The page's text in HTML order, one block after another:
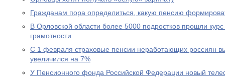
Гражданам пора определиться, какую пенсию
В Орловской области более 5000 подростков прошли
грамотности
С 1 февраля страховые пенсии неработающих россиян
увеличился на 7%
У Пенсионного фонда Российской Федерации новый